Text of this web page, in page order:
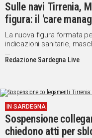
Sulle navi Tirrenia,
figura: il 'care
La nuova figura formata
indicazioni sanitarie,
Redazione Sardegna Live
IN SARDEGNA
Sospensione
chiedono atti per